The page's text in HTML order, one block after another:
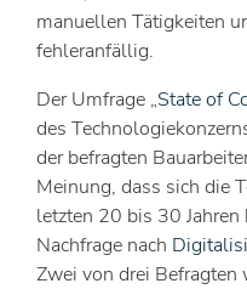
manuellen Tätigkeiten
fehleranfällig.
Der Umfrage „State of
des
der befragten
Meinung, dass sich die
letzten 20 bis 30
Nachfrage nach
Zwei von drei Befragten